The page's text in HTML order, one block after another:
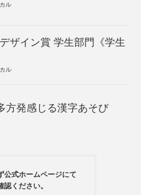
ル
ザイン賞 学生部門《学生
ル
方発感じる漢字あそび
公式ホームページにて
ください。